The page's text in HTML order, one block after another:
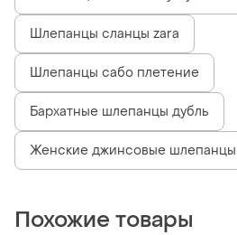
Шлепанцы сланцы zara
Шлепанцы сабо плетение
Бархатные шлепанцы дубль
Женские джинсовые
Похожие товары